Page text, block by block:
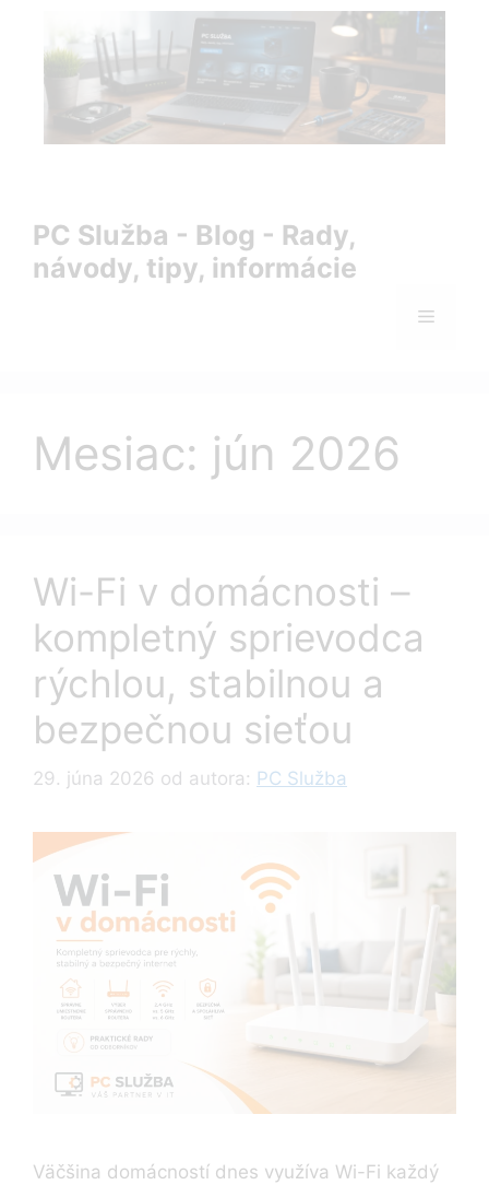
PC Služba - Blog - Rady,
návody, tipy, informácie
Menu
Mesiac: jún 2026
Wi-Fi v domácnosti –
kompletný sprievodca
rýchlou, stabilnou a
bezpečnou sieťou
29. júna 2026 od autora: PC Služba
Väčšina domácností dnes využíva Wi-Fi každý